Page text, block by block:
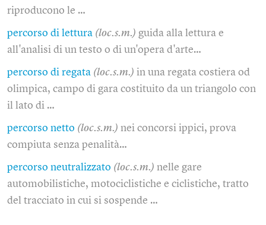
riproducono le …
percorso di lettura (loc.s.m.) guida alla lettura e
all'analisi di un testo o di un'opera d'arte…
percorso di regata (loc.s.m.) in una regata costiera od
olimpica, campo di gara costituito da un triangolo con
il lato di …
percorso netto (loc.s.m.) nei concorsi ippici, prova
compiuta senza penalità…
percorso neutralizzato (loc.s.m.) nelle gare
automobilistiche, motociclistiche e ciclistiche, tratto
del tracciato in cui si sospende …